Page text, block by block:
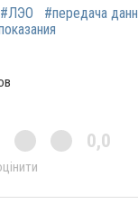
#ЛЭО #передача
0,0